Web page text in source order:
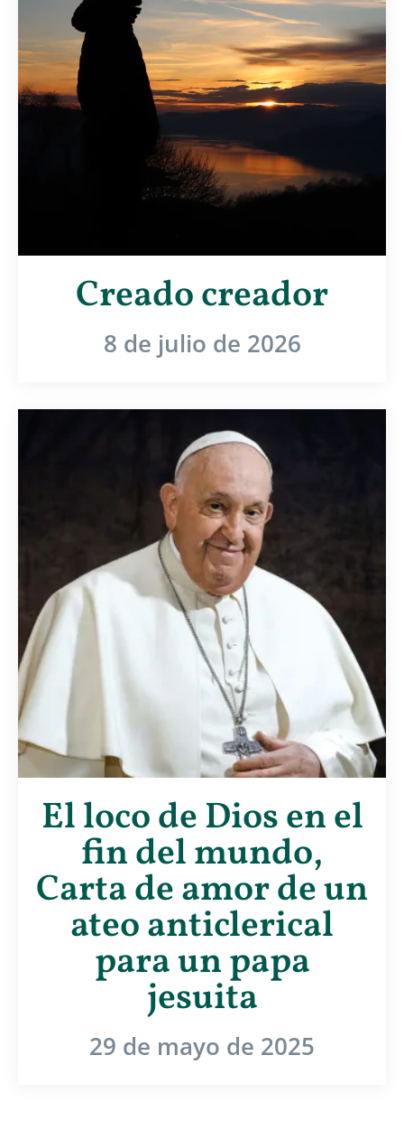
Creado creador
8 de julio de 2026
El loco de Dios en el
fin del mundo,
Carta de amor de un
ateo anticlerical
para un papa
jesuita
29 de mayo de 2025